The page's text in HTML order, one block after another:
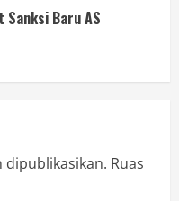
Baru AS
dipublikasikan. Ruas